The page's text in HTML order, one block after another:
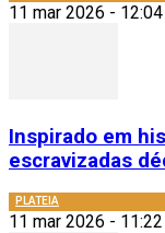
11 mar 2026 - 12:04
Inspirado em
escravizadas
PLATEIA
11 mar 2026 - 11:22